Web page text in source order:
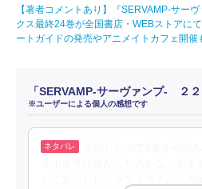
【著者コメントあり】『SERVAMP-サー
クス最終24巻が全国書店・WEBストアに
ートガイドの発売やアニメイトカフェ開催
「SERVAMP-サーヴァンプ- ２
※ユーザーによる個人の感想です